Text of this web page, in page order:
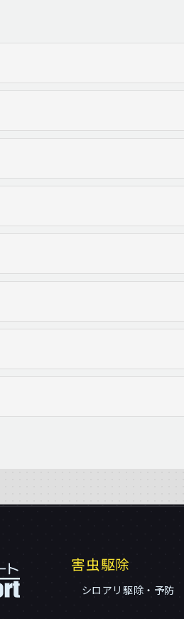
害虫駆除
シロアリ駆除・予防